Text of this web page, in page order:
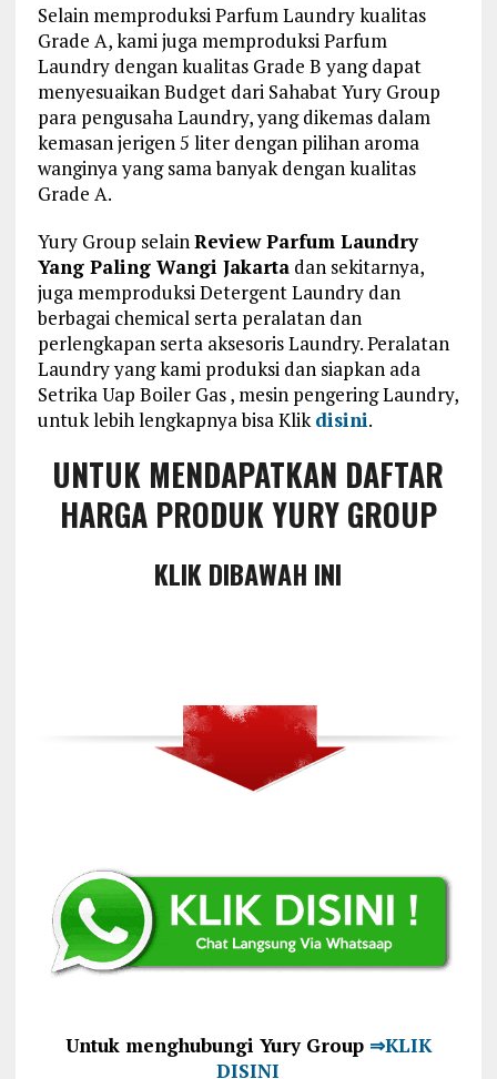
Selain memproduksi Parfum Laundry kualitas
Grade A, kami juga memproduksi Parfum
Laundry dengan kualitas Grade B yang dapat
menyesuaikan Budget dari Sahabat Yury Group
para pengusaha Laundry, yang dikemas dalam
kemasan jerigen 5 liter dengan pilihan aroma
wanginya yang sama banyak dengan kualitas
Grade A.
Yury Group selainReview Parfum Laundry
Yang Paling Wangi Jakartadan sekitarnya,
juga memproduksi Detergent Laundry dan
berbagai chemical serta peralatan dan
perlengkapan serta aksesoris Laundry. Peralatan
Laundry yang kami produksi dan siapkan ada
Setrika Uap Boiler Gas , mesin pengering Laundry,
untuk lebih lengkapnya bisa Klikdisini.
UNTUK MENDAPATKAN DAFTAR
HARGA PRODUK YURY GROUP
KLIK DIBAWAH INI
Untuk menghubungi Yury Group⇒KLIK
DISINI